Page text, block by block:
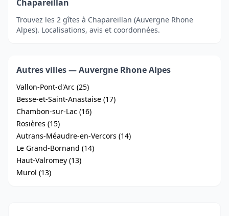
Chapareillan
Trouvez les 2 gîtes à Chapareillan (Auvergne Rhone
Alpes). Localisations, avis et coordonnées.
Autres villes — Auvergne Rhone Alpes
Vallon-Pont-d'Arc (25)
Besse-et-Saint-Anastaise (17)
Chambon-sur-Lac (16)
Rosières (15)
Autrans-Méaudre-en-Vercors (14)
Le Grand-Bornand (14)
Haut-Valromey (13)
Murol (13)